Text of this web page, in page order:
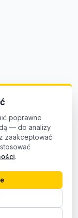
poprawne
— do analizy
zaakceptować
.